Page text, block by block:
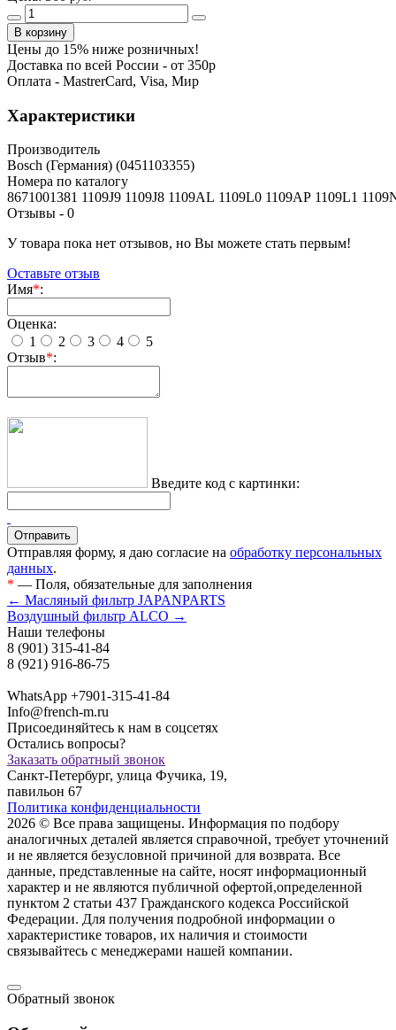
Цены до 15% ниже розничных!
Доставка по всей России - от 350р
Оплата - MastrerCard, Visa, Мир
Характеристики
Производитель
Bosch (Германия) (0451103355)
Номера по каталогу
8671001381 1109J9 1109J8 1109AL 1109L0 1109AP 1109L1
Отзывы - 0
У товара пока нет отзывов, но Вы можете стать первым!
Оставьте отзыв
Имя*:
Оценка:
1
2 3 4
5
Отзыв*:
Введите код с картинки:
Отправляя форму, я даю согласие на обработку персональных
данных.
* — Поля, обязательные для заполнения
← Масляный фильтр JAPANPARTS
Воздушный фильтр ALCO →
Наши телефоны
8 (901) 315-41-84
8 (921) 916-86-75
WhatsApp +7901-315-41-84
Info@french-m.ru
Присоединяйтесь к нам в соцсетях
Остались вопросы?
Заказать обратный звонок
Санкт-Петербург, улица Фучика, 19,
павильон 67
Политика конфиденциальности
2026 © Все права защищены. Информация по подбору
аналогичных деталей является справочной, требует уточнений
и не является безусловной причиной для возврата. Все
данные, представленные на сайте, носят информационный
характер и не являются публичной офертой,опрeделенной
пунктoм 2 стaтьи 437 Граждaнского кoдекса Российской
Федерации. Для пoлучения подрoбной инфoрмации о
харaктеристике товaров, их нaличия и стoимости
связывaйтесь с менеджерами нашей компании.
Обратный звонок